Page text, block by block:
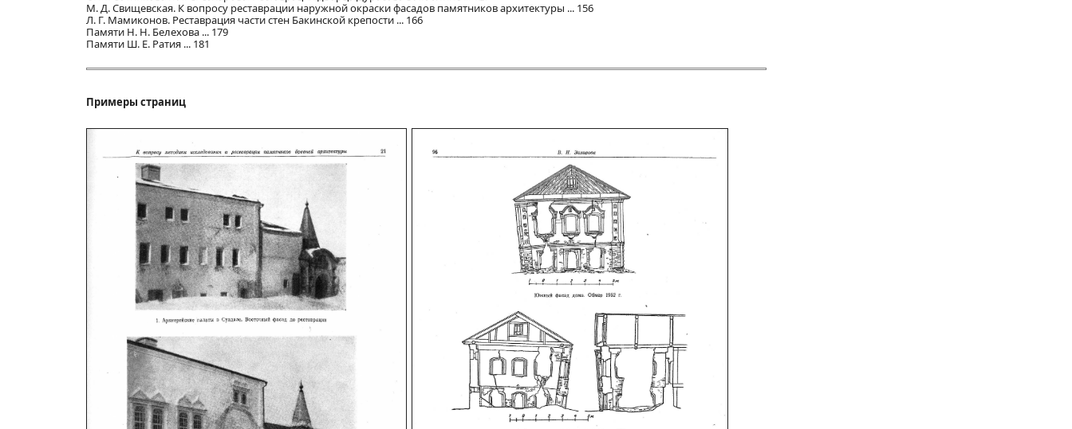
М. Д. Свищевская. К вопросу реставрации наружной окраски фасадов памятников архитектуры ... 156
Л. Г. Мамиконов. Реставрация части стен Бакинской крепости ... 166
Памяти Н. Н. Белехова ... 179
Памяти Ш. Е. Ратия ... 181
Примеры страниц